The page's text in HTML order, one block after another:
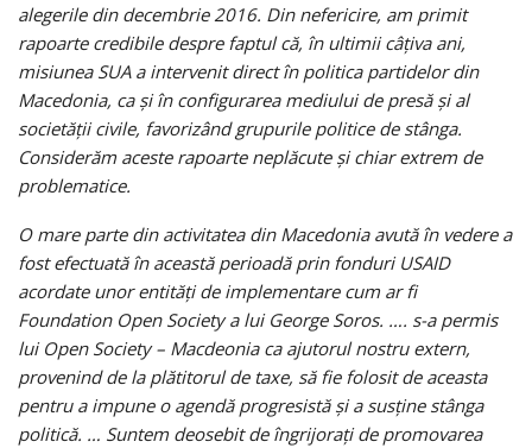
alegerile din decembrie 2016. Din nefericire, am primit
rapoarte credibile despre faptul că, în ultimii câţiva ani,
misiunea SUA a intervenit direct în politica partidelor din
Macedonia, ca şi în configurarea mediului de presă şi al
societăţii civile, favorizând grupurile politice de stânga.
Considerăm aceste rapoarte neplăcute şi chiar extrem de
problematice.
O mare parte din activitatea din Macedonia avută în vedere a
fost efectuată în această perioadă prin fonduri USAID
acordate unor entităţi de implementare cum ar fi
Foundation Open Society a lui George Soros. …. s-a permis
lui Open Society – Macdeonia ca ajutorul nostru extern,
provenind de la plătitorul de taxe, să fie folosit de aceasta
pentru a impune o agendă progresistă şi a susţine stânga
politică. … Suntem deosebit de îngrijoraţi de promovarea